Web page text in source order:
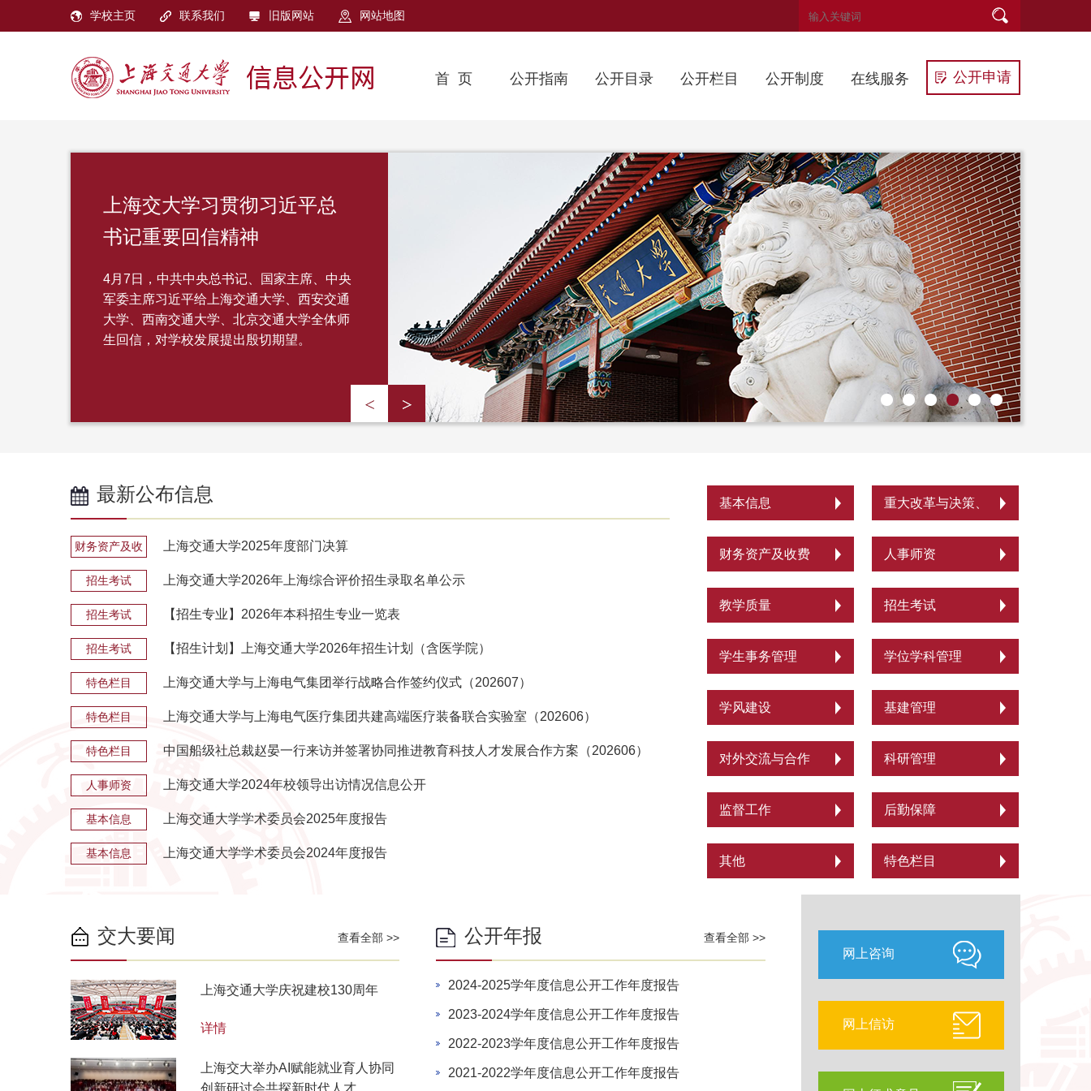
学校主页 联系我们 旧版网站 网站地图
首 页 公开指南 公开目录 公开栏目 公开制度 在线服务 公开申请
上海交大学习贯彻习近平总
书记重要回信精神
4月7日，中共中央总书记、国家主席、中央
军委主席习近平给上海交通大学、西安交通
大学、西南交通大学、北京交通大学全体师
生回信，对学校发展提出殷切期望。
最新公布信息
财务资产及收
上海交通大学2025年度部门决算
招生考试 上海交通大学2026年上海综合评价招生录取名单公示
招生考试 【招生专业】2026年本科招生专业一览表
招生考试 【招生计划】上海交通大学2026年招生计划（含医学院）
特色栏目 上海交通大学与上海电气集团举行战略合作签约仪式（202607）
特色栏目 上海交通大学与上海电气医疗集团共建高端医疗装备联合实验室（202606）
特色栏目 中国船级社总裁赵晏一行来访并签署协同推进教育科技人才发展合作方案（202606）
人事师资 上海交通大学2024年校领导出访情况信息公开
基本信息 上海交通大学学术委员会2025年度报告
基本信息 上海交通大学学术委员会2024年度报告
基本信息 重大改革与决策、
发展规划、年度工
作计划、重点工作
安排
财务资产及收费 人事师资
教学质量 招生考试
学生事务管理 学位学科管理
学风建设 基建管理
对外交流与合作 科研管理
监督工作 后勤保障
其他 特色栏目
交大要闻 查看全部 >>
上海交通大学庆祝建校130周年
详情
上海交大举办AI赋能就业育人协同
创新研讨会共探新时代人才...
公开年报 查看全部 >>
2024-2025学年度信息公开工作年度报告
2023-2024学年度信息公开工作年度报告
2022-2023学年度信息公开工作年度报告
2021-2022学年度信息公开工作年度报告
网上咨询
网上信访